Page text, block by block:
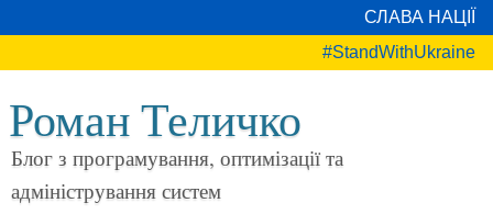
СЛАВА НАЦІЇ
#StandWithUkraine
Роман Теличко
Блог з програмування, оптимізації та
адміністрування систем